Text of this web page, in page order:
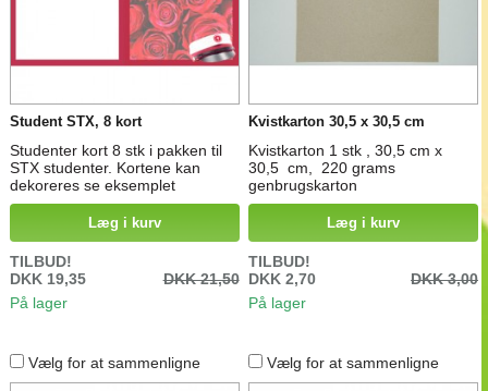
Student STX, 8 kort
Studenter kort 8 stk i pakken til
STX studenter. Kortene kan
dekoreres se eksemplet
Læg i kurv
TILBUD!
DKK 19,35
DKK 21,50
På lager
Kvistkarton 30,5 x 30,5 cm
Kvistkarton 1 stk , 30,5 cm x
30,5 cm, 220 grams
genbrugskarton
Læg i kurv
TILBUD!
DKK 2,70
DKK 3,00
På lager
Vælg for at sammenligne Vælg for at sammenligne